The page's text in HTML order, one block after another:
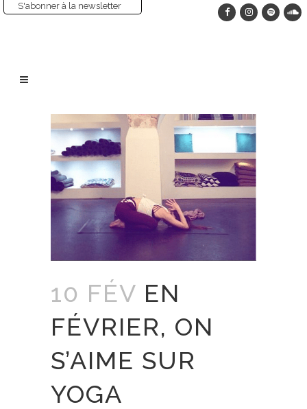
S'abonner à la newsletter
10 FÉV EN
FÉVRIER, ON
S’AIME SUR
YOGA